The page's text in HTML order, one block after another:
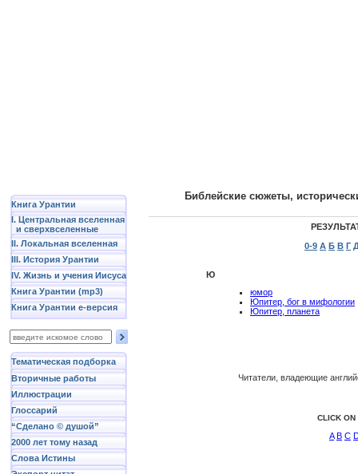
Книга Урантии
I. Центральная вселенная
и сверхвселенные
II. Локальная вселенная
III. История Урантии
IV. Жизнь и учения Иисуса
Книга Урантии (mp3)
Книга Урантии е-версия
Тематическая подборка
Вторичные работы
Иллюстрации
Глоссарий
“Сделано © душой”
2000 лет тому назад
Слова Истины
Библейские сюжеты,
0-9 А Б В Г
Ю
юмор
Юпитер, бог в мифологии
Юпитер, планета
Читатели, владеющие
CLICK ON
A B C